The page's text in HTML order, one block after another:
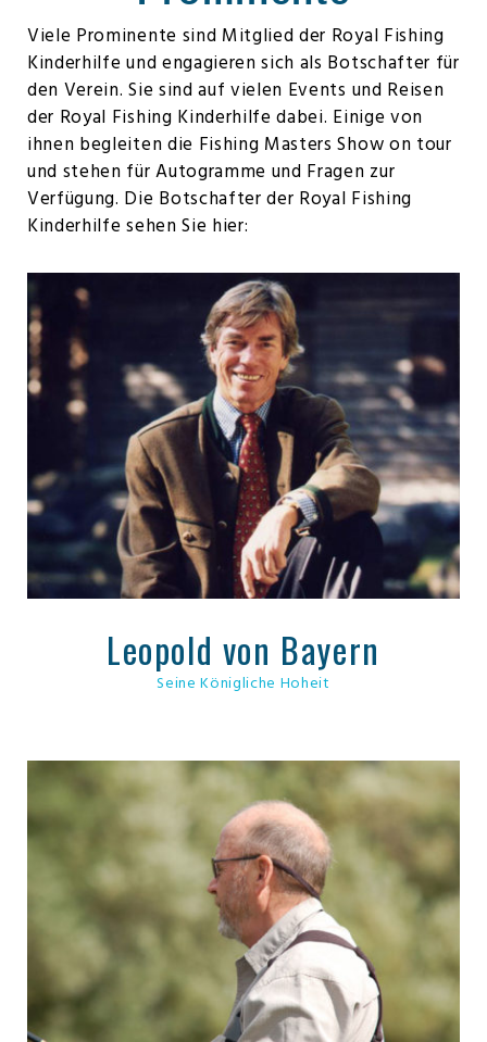
Viele Prominente sind Mitglied der Royal Fishing
Kinderhilfe und engagieren sich als Botschafter für
den Verein. Sie sind auf vielen Events und Reisen
der Royal Fishing Kinderhilfe dabei. Einige von
ihnen begleiten die Fishing Masters Show on tour
und stehen für Autogramme und Fragen zur
Verfügung. Die Botschafter der Royal Fishing
Kinderhilfe sehen Sie hier:
Leopold von Bayern
Seine Königliche Hoheit